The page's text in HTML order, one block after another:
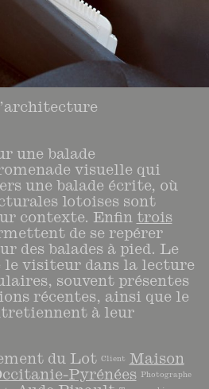
une balade
visuelle qui
une balade écrite, où
lotoises sont
contexte. Enfin trois
de se repérer
des balades à pied. Le
le visiteur dans la lecture
souvent présentes
récentes, ainsi que le
à leur
du Lot Client
Maison
Pyrénées
Photographe